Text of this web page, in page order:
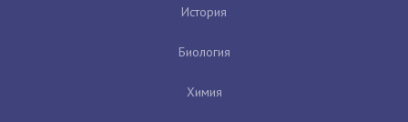
История
Биология
Химия